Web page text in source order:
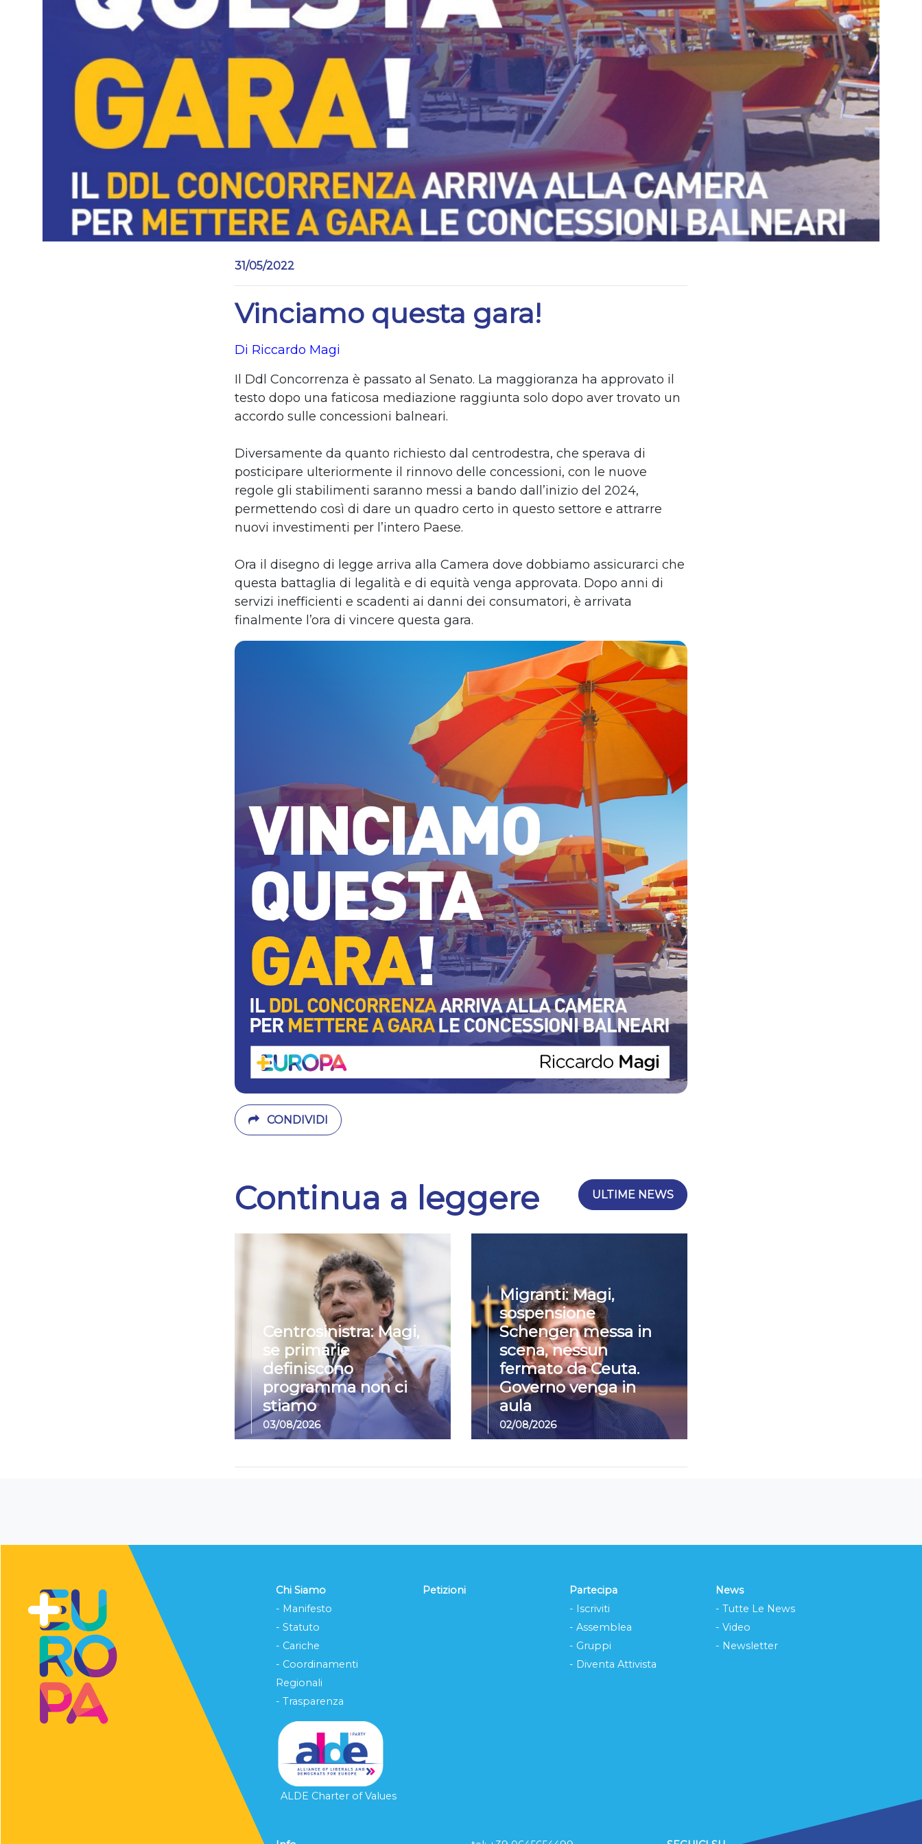
31/05/2022
Vinciamo questa gara!
Di Riccardo Magi
Il Ddl Concorrenza è passato al Senato. La maggioranza ha approvato il
testo dopo una faticosa mediazione raggiunta solo dopo aver trovato un
accordo sulle concessioni balneari.
Diversamente da quanto richiesto dal centrodestra, che sperava di
posticipare ulteriormente il rinnovo delle concessioni, con le nuove
regole gli stabilimenti saranno messi a bando dall’inizio del 2024,
permettendo così di dare un quadro certo in questo settore e attrarre
nuovi investimenti per l’intero Paese.
Ora il disegno di legge arriva alla Camera dove dobbiamo assicurarci che
questa battaglia di legalità e di equità venga approvata. Dopo anni di
servizi inefficienti e scadenti ai danni dei consumatori, è arrivata
finalmente l’ora di vincere questa gara.
CONDIVIDI
Continua a leggere ULTIME NEWS
Centrosinistra: Magi,
se primarie
definiscono
programma non ci
stiamo
03/08/2026
Migranti: Magi,
sospensione
Schengen messa in
scena, nessun
fermato da Ceuta.
Governo venga in
aula
02/08/2026
Chi Siamo
- Manifesto
- Statuto
- Cariche
- Coordinamenti
Regionali
- Trasparenza
ALDE Charter of Values
Petizioni
Partecipa
- Iscriviti
- Assemblea
- Gruppi
- Diventa Attivista
News
- Tutte Le News
- Video
- Newsletter